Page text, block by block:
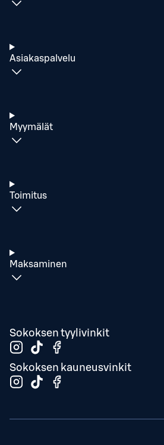
Asiakaspalvelu
Myymälät
Toimitus
Maksaminen
Sokoksen tyylivinkit
Sokoksen kauneusvinkit